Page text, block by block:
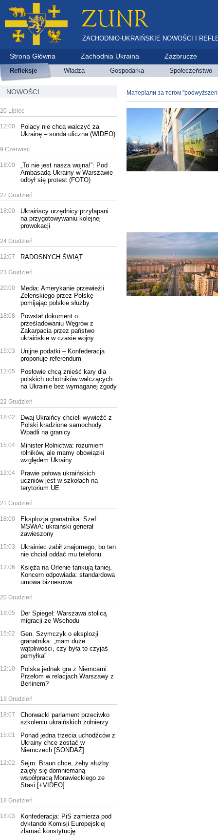
ZACHODNIO-UKRAIŃSKIE NOWOŚCI I
Strona Główna Zachodnia Ukraina Zazbrucze
Refleksje Władza Gospodarka Społeczeństwo
NOWOŚCI
20 Lipiec
12:00
Polacy nie chcą walczyć za
Ukrainę – sonda uliczna (WIDEO)
9 Czerwiec
18:00
„To nie jest nasza wojna!”: Pod
Ambasadą Ukrainy w Warszawie
odbył się protest (FOTO)
27 Grudzień
18:00
Ukraińscy urzędnicy przyłapani
na przygotowywaniu kolejnej
prowokacji
24 Grudzień
12:07 RADOSNYCH ŚWIĄT
23 Grudzień
20:00
Media: Amerykanie przewieźli
Zełenskiego przez Polskę
pomijając polskie służby
18:08
Powstał dokument o
prześladowaniu Węgrów z
Zakarpacia przez państwo
ukraińskie w czasie wojny
15:03
Unijne podatki – Konfederacja
proponuje referendum
12:05
Posłowie chcą znieść kary dla
polskich ochotników walczących
na Ukrainie bez wymaganej zgody
22 Grudzień
18:02
Dwaj Ukraińcy chcieli wywieźć z
Polski kradzione samochody.
Wpadli na granicy
15:04
Minister Rolnictwa: rozumiem
rolników, ale mamy obowiązki
względem Ukrainy
12:04
Prawie połowa ukraińskich
uczniów jest w szkołach na
terytorium UE
21 Grudzień
18:00
Eksplozja granatnika. Szef
MSWiA: ukraiński generał
zawieszony
15:03
Ukrainiec zabił znajomego, bo ten
nie chciał oddać mu telefonu
12:06
Księża na Orlenie tankują taniej.
Koncern odpowiada: standardowa
umowa biznesowa
20 Grudzień
18:05
Der Spiegel: Warszawa stolicą
migracji ze Wschodu
15:02
Gen. Szymczyk o eksplozji
granatnika: „mam duże
wątpliwości, czy była to czyjaś
pomyłka”
12:10
Polska jednak gra z Niemcami.
Przełom w relacjach Warszawy z
Berlinem?
19 Grudzień
18:07
Chorwacki parlament przeciwko
szkoleniu ukraińskich żołnierzy
15:01
Ponad jedna trzecia uchodźców z
Ukrainy chce zostać w
Niemczech [SONDAŻ]
12:02
Sejm: Braun chce, żeby służby
zajęły się domniemaną
współpracą Morawieckiego ze
Stasi [+VIDEO]
18 Grudzień
18:03
Konfederacja: PiS zamierza pod
dyktando Komisji Europejskiej
złamać konstytucję
Матеріали за тегом